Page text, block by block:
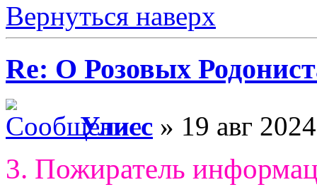
Вернуться наверх
Re: О Розовых
Улисс » 19 авг
3. Пожиратель